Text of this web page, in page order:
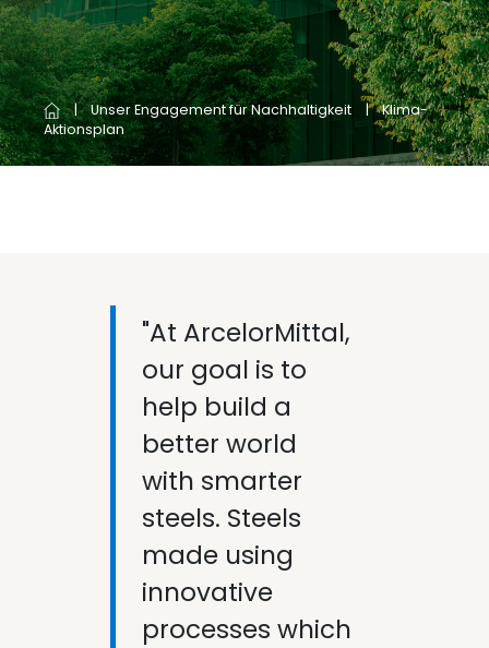
Unser Engagement für Nachhaltigkeit
Klima-
Aktionsplan
"At ArcelorMittal,
our goal is to
help build a
better world
with smarter
steels. Steels
made using
innovative
processes which